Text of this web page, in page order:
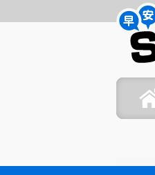
ン
ビ
セ
イ
ス
ホーム
材